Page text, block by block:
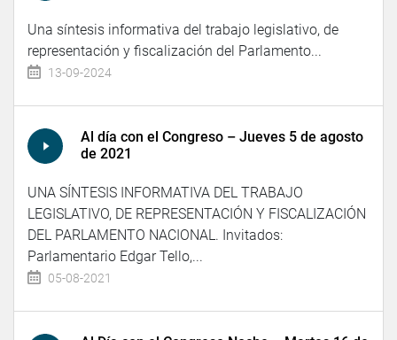
Una síntesis informativa del trabajo legislativo, de
representación y fiscalización del Parlamento...
13-09-2024
Al día con el Congreso – Jueves 5 de agosto
de 2021
UNA SÍNTESIS INFORMATIVA DEL TRABAJO
LEGISLATIVO, DE REPRESENTACIÓN Y FISCALIZACIÓN
DEL PARLAMENTO NACIONAL. Invitados:
Parlamentario Edgar Tello,...
05-08-2021